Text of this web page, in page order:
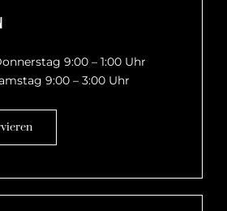
9:00 – 1:00 Uhr
9:00 – 3:00 Uhr